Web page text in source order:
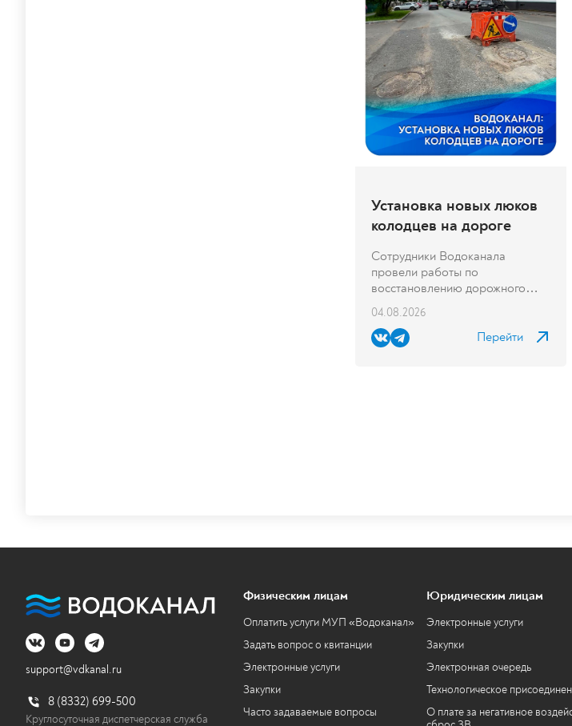
Установка новых люков
колодцев на дороге
Сотрудники Водоканала
провели работы по
восстановлению дорожного
покрытия в...
04.08.2026
Перейти
support@vdkanal.ru
8 (8332) 699-500
Круглосуточная диспетчерская служба
Физическим лицам
Оплатить услуги МУП «Водоканал»
Задать вопрос о квитанции
Электронные услуги
Закупки
Часто задаваемые вопросы
Юридическим лицам
Электронные услуги
Закупки
Электронная очередь
Технологическое
О плате за негативное